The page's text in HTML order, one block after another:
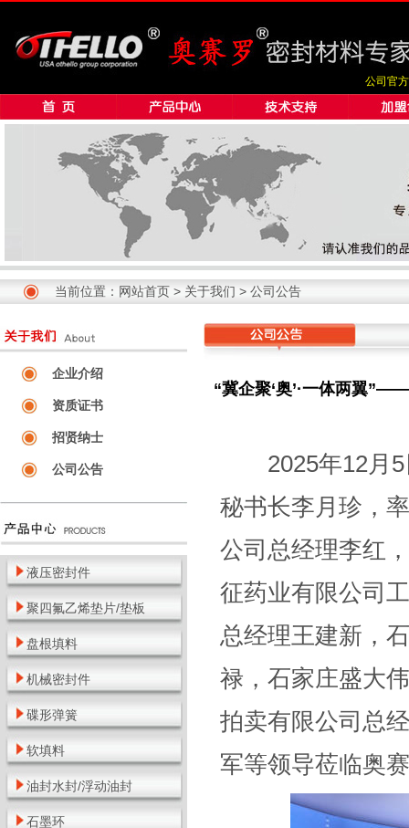
公司官
当前位置： 网站首页 > 关于我们 > 公司公告
企业介绍
资质证书
招贤纳士
公司公告
液压密封件
聚四氟乙烯垫片/垫板
盘根填料
机械密封件
碟形弹簧
软填料
油封水封/浮动油封
石墨环
“冀企聚‘奥’·一体两翼
2025年12月5
秘书长李月珍，
公司总经理李红
征药业有限公司
总经理王建新，
禄，石家庄盛大
拍卖有限公司总
军等领导莅临奥